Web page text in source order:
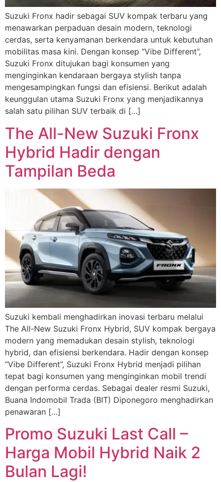
Suzuki Fronx hadir sebagai SUV kompak terbaru yang
menawarkan perpaduan desain modern, teknologi
cerdas, serta kenyamanan berkendara untuk kebutuhan
mobilitas masa kini. Dengan konsep “Vibe Different”,
Suzuki Fronx ditujukan bagi konsumen yang
menginginkan kendaraan bergaya stylish tanpa
mengesampingkan fungsi dan efisiensi. Berikut adalah
keunggulan utama Suzuki Fronx yang menjadikannya
salah satu pilihan SUV terbaik di […]
The All-New Suzuki Fronx
Hybrid Hadir dengan
Tampilan Beda
Suzuki kembali menghadirkan inovasi terbaru melalui
The All-New Suzuki Fronx Hybrid, SUV kompak bergaya
modern yang memadukan desain stylish, teknologi
hybrid, dan efisiensi berkendara. Hadir dengan konsep
“Vibe Different”, Suzuki Fronx Hybrid menjadi pilihan
tepat bagi konsumen yang menginginkan mobil trendi
dengan performa cerdas. Sebagai dealer resmi Suzuki,
Buana Indomobil Trada (BIT) Diponegoro menghadirkan
penawaran […]
Promo Suzuki Last Call –
Harga Mobil Hybrid Naik 2
Bulan Lagi!